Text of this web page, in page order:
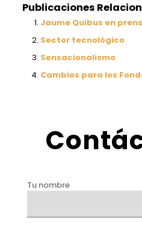
Publicaciones
Jaume Quibus en
Sector tecnológico
Sensacionalismo
Cambios para los
Tu nombre